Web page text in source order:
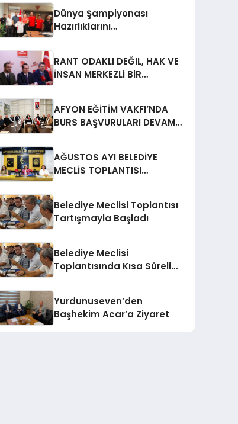
Dünya Şampiyonası
Hazırlıklarını
RANT ODAKLI DEĞIL, HAK VE
İNSAN MERKEZLi BiR
YANINDAYIZ!
AFYON EĞİTİM VAKFI’NDA
BURS BAŞVURULARI DEVAM
AĞUSTOS AYI BELEDİYE
MECLİS TOPLANTISI
Belediye Meclisi Toplantısı
Tartışmayla Başladı
Belediye Meclisi
Toplantısında Kısa Süreli
Yurdunuseven’den
Başhekim Acar’a Ziyaret